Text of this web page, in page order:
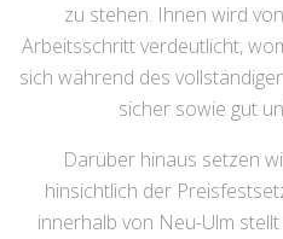
zu stehen. Ihnen wird
Arbeitsschritt verdeutlicht,
sich während des
sicher sowie gut
Darüber hinaus setzen
hinsichtlich der
innerhalb von Neu-Ulm